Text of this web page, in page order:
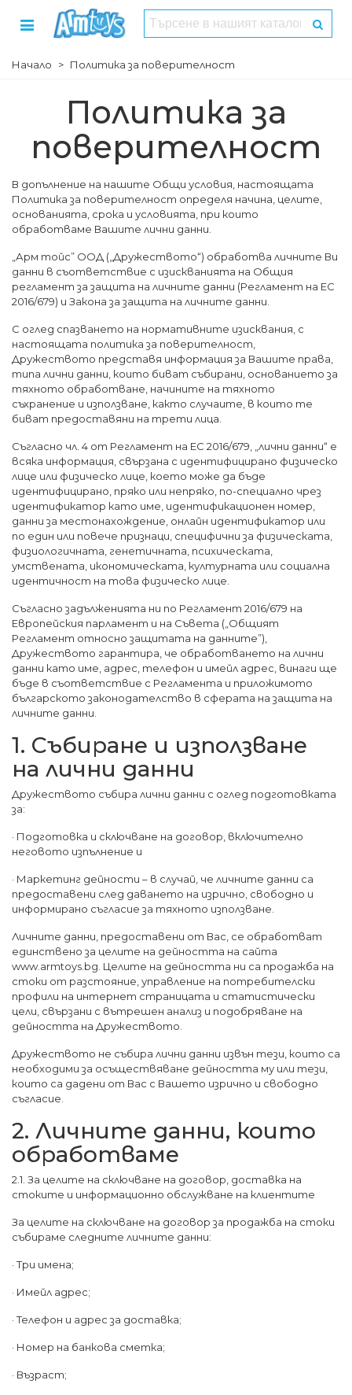
Начало > Политика за поверителност
Политика за
поверителност
В допълнение на нашите Общи условия, настоящата
Политика за поверителност определя начина, целите,
основанията, срока и условията, при които
обработваме Вашите лични данни.
„Арм тойс” ООД („Дружеството“) обработва личните Ви
данни в съответствие с изискванията на Общия
регламент за защита на личните данни (Регламент на ЕС
2016/679) и Закона за защита на личните данни.
С оглед спазването на нормативните изисквания, с
настоящата политика за поверителност,
Дружеството представя информация за Вашите права,
типа лични данни, които биват събирани, основанието за
тяхното обработване, начините на тяхното
съхранение и използване, както случаите, в които те
биват предоставяни на трети лица.
Съгласно чл. 4 от Регламент на ЕС 2016/679, „лични данни“ е
всяка информация, свързана с идентифицирано физическо
лице или физическо лице, което може да бъде
идентифицирано, пряко или непряко, по-специално чрез
идентификатор като име, идентификационен номер,
данни за местонахождение, онлайн идентификатор или
по един или повече признаци, специфични за физическата,
физиологичната, генетичната, психическата,
умствената, икономическата, културната или социална
идентичност на това физическо лице.
Съгласно задълженията ни по Регламент 2016/679 на
Европейския парламент и на Съвета („Общият
Регламент относно защитата на данните”),
Дружеството гарантира, че обработването на лични
данни като име, адрес, телефон и имейл адрес, винаги ще
бъде в съответствие с Регламента и приложимото
българското законодателство в сферата на защита на
личните данни.
1. Събиране и използване
на лични данни
Дружеството събира лични данни с оглед подготовката
за:
· Подготовка и сключване на договор, включително
неговото изпълнение и
· Маркетинг дейности – в случай, че личните данни са
предоставени след даването на изрично, свободно и
информирано съгласие за тяхното използване.
Личните данни, предоставени от Вас, се обработват
единствено за целите на дейността на сайта
www.armtoys.bg. Целите на дейността ни са продажба на
стоки от разстояние, управление на потребителски
профили на интернет страницата и статистически
цели, свързани с вътрешен анализ и подобряване на
дейността на Дружеството.
Дружеството не събира лични данни извън тези, които са
необходими за осъществяване дейността му или тези,
които са дадени от Вас с Вашето изрично и свободно
съгласие.
2. Личните данни, които
обработваме
2.1. За целите на сключване на договор, доставка на
стоките и информационно обслужване на клиентите
За целите на сключване на договор за продажба на стоки
събираме следните личните данни:
· Три имена;
· Имейл адрес;
· Телефон и адрес за доставка;
· Номер на банкова сметка;
· Възраст;